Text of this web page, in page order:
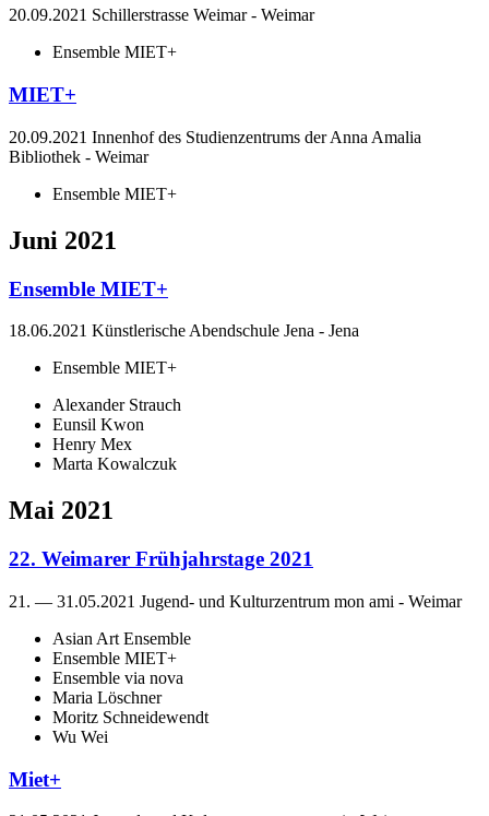
20.09.2021 Schillerstrasse Weimar - Weimar
Ensemble MIET+
MIET+
20.09.2021 Innenhof des Studienzentrums der Anna Amalia
Bibliothek - Weimar
Ensemble MIET+
Juni 2021
Ensemble MIET+
18.06.2021 Künstlerische Abendschule Jena - Jena
Ensemble MIET+
Alexander Strauch
Eunsil Kwon
Henry Mex
Marta Kowalczuk
Mai 2021
22. Weimarer Frühjahrstage 2021
21. — 31.05.2021 Jugend- und Kulturzentrum mon ami - Weimar
Asian Art Ensemble
Ensemble MIET+
Ensemble via nova
Maria Löschner
Moritz Schneidewendt
Wu Wei
Miet+